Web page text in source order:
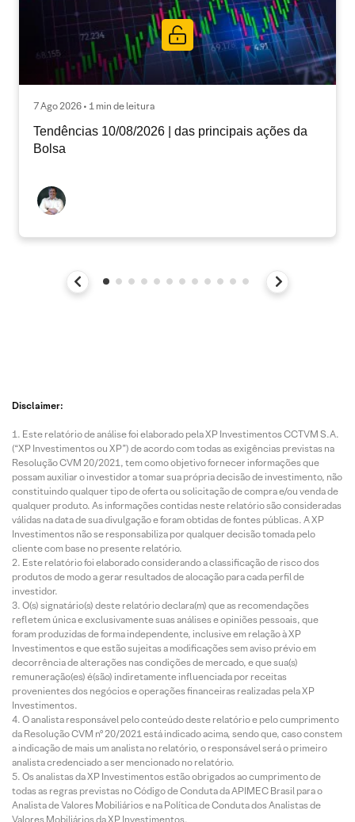
7 Ago 2026 • 1 min de leitura
Tendências 10/08/2026 | das principais ações da
Bolsa
Disclaimer:
Este relatório de análise foi elaborado pela XP Investimentos CCTVM S.A.
(“XP Investimentos ou XP”) de acordo com todas as exigências previstas na
Resolução CVM 20/2021, tem como objetivo fornecer informações que
possam auxiliar o investidor a tomar sua própria decisão de investimento, não
constituindo qualquer tipo de oferta ou solicitação de compra e/ou venda de
qualquer produto. As informações contidas neste relatório são consideradas
válidas na data de sua divulgação e foram obtidas de fontes públicas. A XP
Investimentos não se responsabiliza por qualquer decisão tomada pelo
cliente com base no presente relatório.
Este relatório foi elaborado considerando a classificação de risco dos
produtos de modo a gerar resultados de alocação para cada perfil de
investidor.
O(s) signatário(s) deste relatório declara(m) que as recomendações
refletem única e exclusivamente suas análises e opiniões pessoais, que
foram produzidas de forma independente, inclusive em relação à XP
Investimentos e que estão sujeitas a modificações sem aviso prévio em
decorrência de alterações nas condições de mercado, e que sua(s)
remuneração(es) é(são) indiretamente influenciada por receitas
provenientes dos negócios e operações financeiras realizadas pela XP
Investimentos.
O analista responsável pelo conteúdo deste relatório e pelo cumprimento
da Resolução CVM nº 20/2021 está indicado acima, sendo que, caso constem
a indicação de mais um analista no relatório, o responsável será o primeiro
analista credenciado a ser mencionado no relatório.
Os analistas da XP Investimentos estão obrigados ao cumprimento de
todas as regras previstas no Código de Conduta da APIMEC Brasil para o
Analista de Valores Mobiliários e na Política de Conduta dos Analistas de
Valores Mobiliários da XP Investimentos.